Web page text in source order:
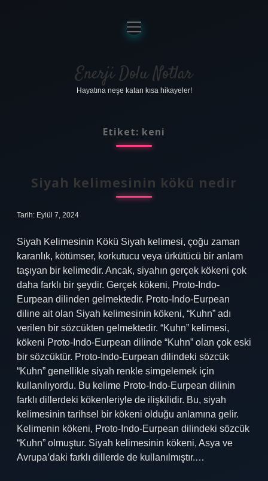
Anasayfa
Gizlilik Politikası
Yasal Uyarı
menüyü
aç
Enerji Dolu Notlar
Hayatına neşe katan kısa hikayeler!
Etiket: keni
Siyah kelimesinin kökü nedir
Tarih: Eylül 7, 2024
Siyah Kelimesinin Kökü Siyah kelimesi, çoğu zaman
karanlık, kötümser, korkutucu veya ürkütücü bir anlam
taşıyan bir kelimedir. Ancak, siyahın gerçek kökeni çok
daha farklı bir şeydir. Gerçek kökeni, Proto-Indo-
Eurpean dilinden gelmektedir. Proto-Indo-Eurpean
diline ait olan Siyah kelimesinin kökeni, “Kuhn” adı
verilen bir sözcükten gelmektedir. “Kuhn” kelimesi,
kökeni Proto-Indo-Eurpean dilinde “Kuhn” olan çok eski
bir sözcüktür. Proto-Indo-Eurpean dilindeki sözcük
“Kuhn” genellikle siyah renkle simgelemek için
kullanılıyordu. Bu kelime Proto-Indo-Eurpean dilinin
farklı dillerdeki kökenleriyle de ilişkilidir. Bu, siyah
kelimesinin tarihsel bir kökeni olduğu anlamına gelir.
Kelimenin kökeni, Proto-Indo-Eurpean dilindeki sözcük
“Kuhn” olmuştur. Siyah kelimesinin kökeni, Asya ve
Avrupa’daki farklı dillerde de kullanılmıştır.…